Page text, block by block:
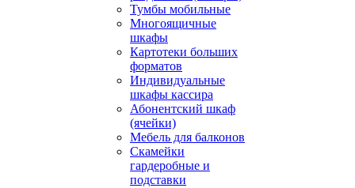
Тумбы мобильные
Многоящичные
шкафы
Картотеки больших
форматов
Индивидуальные
шкафы кассира
Абонентский шкаф
(ячейки)
Мебель для балконов
Скамейки
гардеробные и
подставки